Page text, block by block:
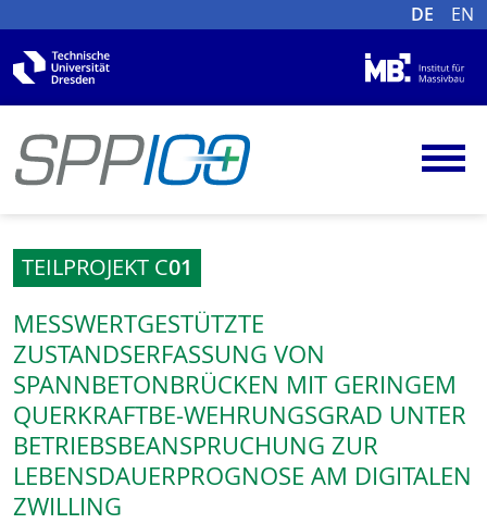
DE EN
TEILPROJEKT C01
MESSWERTGESTÜTZTE
ZUSTANDSERFASSUNG VON
SPANNBETONBRÜCKEN MIT GERINGEM
QUERKRAFTBE-WEHRUNGSGRAD UNTER
BETRIEBSBEANSPRUCHUNG ZUR
LEBENSDAUERPROGNOSE AM DIGITALEN
ZWILLING